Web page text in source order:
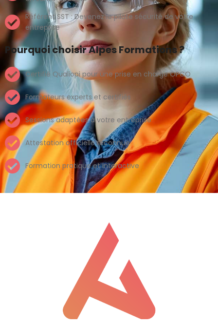
Référent SST : Devenez le pilote sécurité de votre
entreprise
Pourquoi choisir Alpes Formations ?
Certifié Qualiopi pour une prise en charge OPCO
Formateurs experts et certifiés
Sessions adaptées à votre entreprise
Attestation officielle reconnue
Formation pratique et interactive